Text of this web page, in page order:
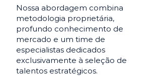
Nossa abordagem combina
metodologia proprietária,
profundo conhecimento de
mercado e um time de
especialistas dedicados
exclusivamente à seleção de
talentos estratégicos.